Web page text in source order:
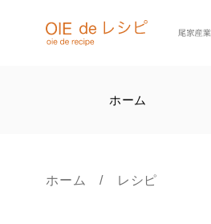
ホーム
ホーム/ レシピ